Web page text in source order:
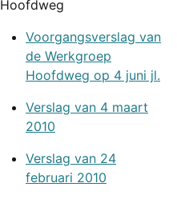
Hoofdweg
Voorgangsverslag van
de Werkgroep
Hoofdweg op 4 juni jl.
Verslag van 4 maart
2010
Verslag van 24
februari 2010